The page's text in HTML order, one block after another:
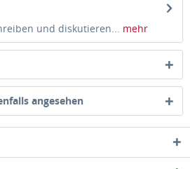
und diskutieren... mehr
angesehen